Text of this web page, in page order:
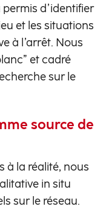
d’identifier
et les situations
à l’arrêt. Nous
et cadré
sur le
source de
à la réalité, nous
in situ
sur le réseau.